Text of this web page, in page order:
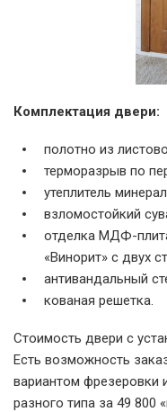
Комплектация двери:
полотно из
терморазрыв по
утеплитель
взломостойкий
отделка МДФ-
«Винорит» с двух
антивандальный
кованая решетка.
Стоимость двери с
Есть возможность
вариантом фрезеровки
разного типа за 49 800